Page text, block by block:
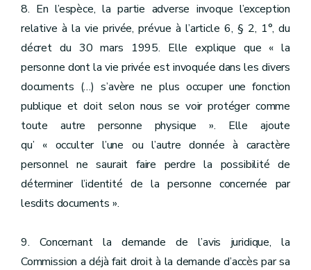
8. En l’espèce, la partie adverse invoque l’exception
relative à la vie privée, prévue à l’article 6, § 2, 1°, du
décret du 30 mars 1995. Elle explique que « la
personne dont la vie privée est invoquée dans les divers
documents (…) s’avère ne plus occuper une fonction
publique et doit selon nous se voir protéger comme
toute autre personne physique ». Elle ajoute
qu’ « occulter l’une ou l’autre donnée à caractère
personnel ne saurait faire perdre la possibilité de
déterminer l’identité de la personne concernée par
lesdits documents ».
9. Concernant la demande de l’avis juridique, la
Commission a déjà fait droit à la demande d’accès par sa